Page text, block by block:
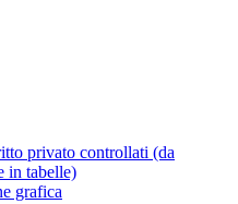
privato controllati (da
in tabelle)
grafica